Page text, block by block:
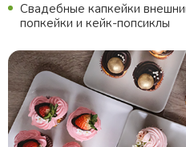
Свадебные капкейки
попкейки и кейк-попсиклы